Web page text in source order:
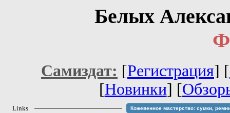
Белых
Самиздат: [Регистрация] [
[Новинки] [
Links Кожевенное мастерство: сумки,